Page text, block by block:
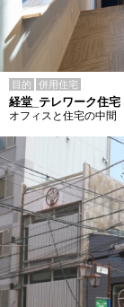
目的 併用住宅
経堂_テレワーク住宅
オフィスと住宅の中間